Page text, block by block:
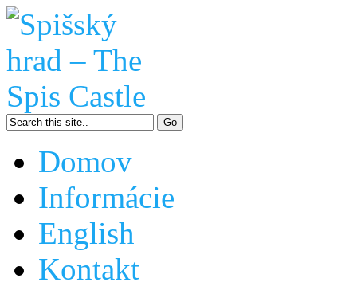
Domov
Informácie
English
Kontakt